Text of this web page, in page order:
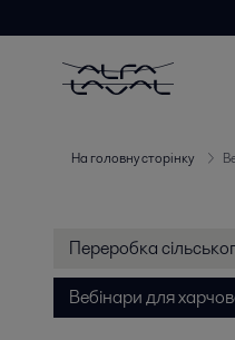
На головну сторінку
Переробка
Вебінари для